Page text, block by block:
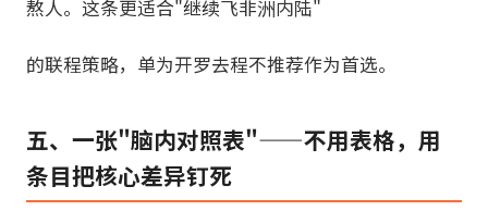
熬人。这条更适合"继续飞非洲内陆"
的联程策略，单为开罗去程不推荐作为首选。
五、一张"脑内对照表"——不用表格，用
条目把核心差异钉死